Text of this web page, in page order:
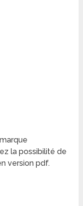
la possibilité de
version pdf.